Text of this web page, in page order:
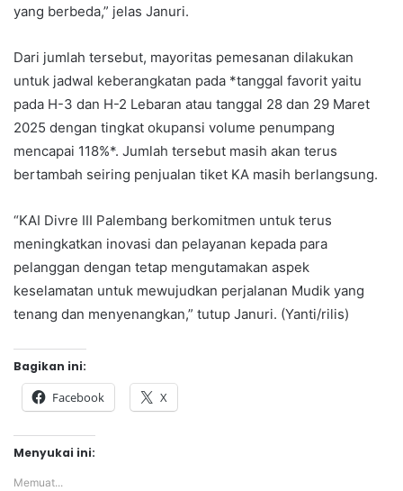
yang berbeda,” jelas Januri.
Dari jumlah tersebut, mayoritas pemesanan dilakukan
untuk jadwal keberangkatan pada *tanggal favorit yaitu
pada H-3 dan H-2 Lebaran atau tanggal 28 dan 29 Maret
2025 dengan tingkat okupansi volume penumpang
mencapai 118%*. Jumlah tersebut masih akan terus
bertambah seiring penjualan tiket KA masih berlangsung.
“KAI Divre III Palembang berkomitmen untuk terus
meningkatkan inovasi dan pelayanan kepada para
pelanggan dengan tetap mengutamakan aspek
keselamatan untuk mewujudkan perjalanan Mudik yang
tenang dan menyenangkan,” tutup Januri. (Yanti/rilis)
Bagikan ini:
Facebook X
Menyukai ini:
Memuat...